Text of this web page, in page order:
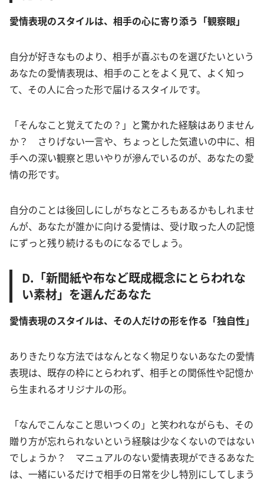
愛情表現のスタイルは、相手の心に寄り添う「観察眼」
自分が好きなものより、相手が喜ぶものを選びたいという
あなたの愛情表現は、相手のことをよく見て、よく知っ
て、その人に合った形で届けるスタイルです。
「そんなこと覚えてたの？」と驚かれた経験はありません
か？ さりげない一言や、ちょっとした気遣いの中に、相
手への深い観察と思いやりが滲んでいるのが、あなたの愛
情の形です。
自分のことは後回しにしがちなところもあるかもしれませ
んが、あなたが誰かに向ける愛情は、受け取った人の記憶
にずっと残り続けるものになるでしょう。
D.「新聞紙や布など既成概念にとらわれな
い素材」を選んだあなた
愛情表現のスタイルは、その人だけの形を作る「独自性」
ありきたりな方法ではなんとなく物足りないあなたの愛情
表現は、既存の枠にとらわれず、相手との関係性や記憶か
ら生まれるオリジナルの形。
「なんでこんなこと思いつくの」と笑われながらも、その
贈り方が忘れられないという経験は少なくないのではない
でしょうか？ マニュアルのない愛情表現ができるあなた
は、一緒にいるだけで相手の日常を少し特別にしてしまう